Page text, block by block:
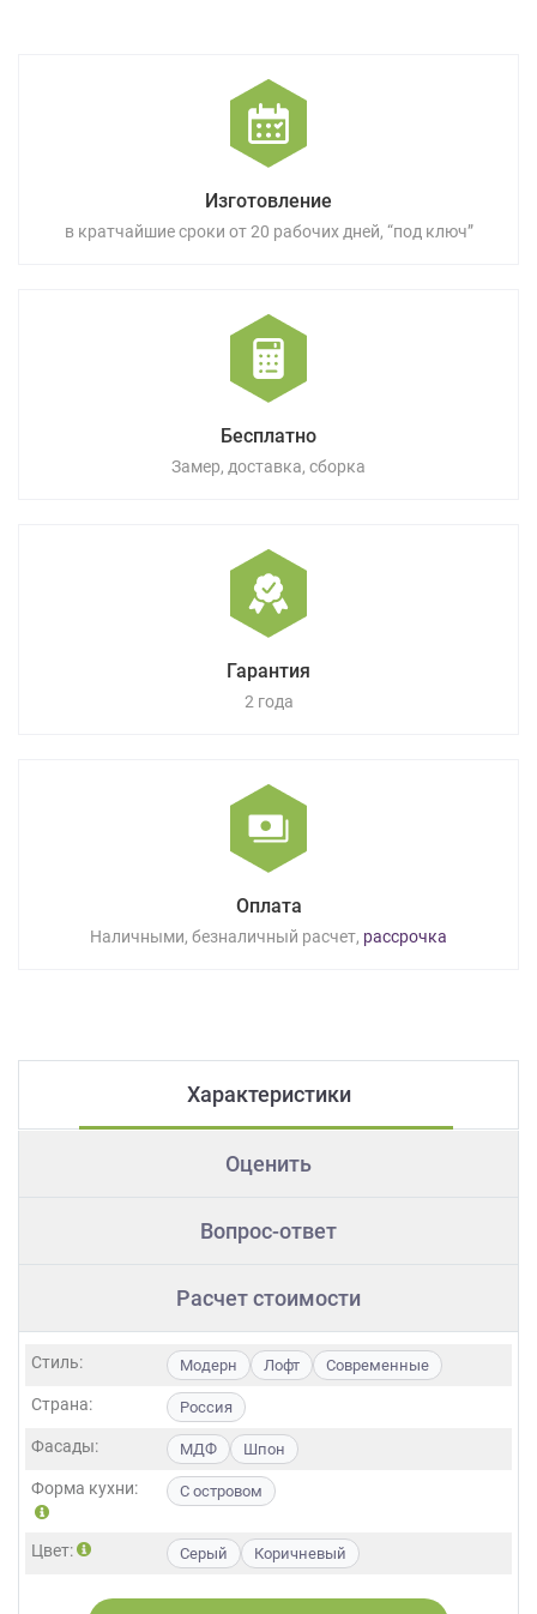
Изготовление
в кратчайшие сроки от 20 рабочих дней, “под ключ”
Бесплатно
Замер, доставка, сборка
Гарантия
2 года
Оплата
Наличными, безналичный расчет, рассрочка
Характеристики
Оценить
Вопрос-ответ
Расчет стоимости
Стиль: Модерн Лофт Современные
Страна: Россия
Фасады: МДФ Шпон
Форма кухни: С островом
Цвет: Серый Коричневый
4 метра 5 метров
6 метров